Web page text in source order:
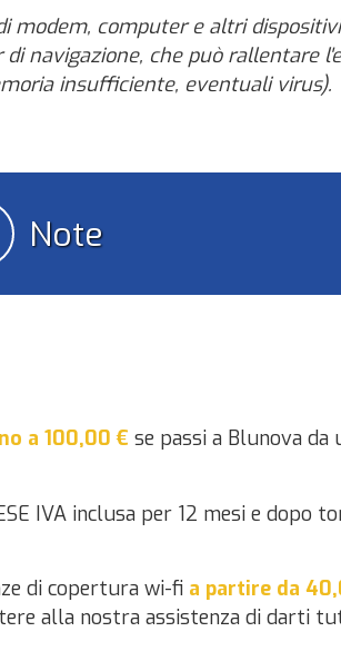
modem, computer e altri
navigazione, che può rallentare
insufficiente, eventuali virus).
Note
a 100,00 € se passi a Blunova da
IVA inclusa per 12 mesi e dopo
di copertura wi-fi a partire da
alla nostra assistenza di darti